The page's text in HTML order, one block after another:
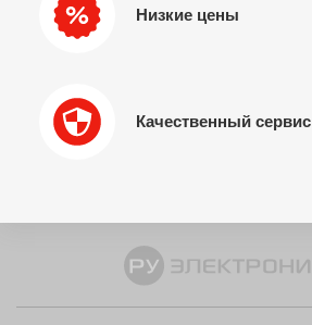
Низкие цены
Качественный сервис